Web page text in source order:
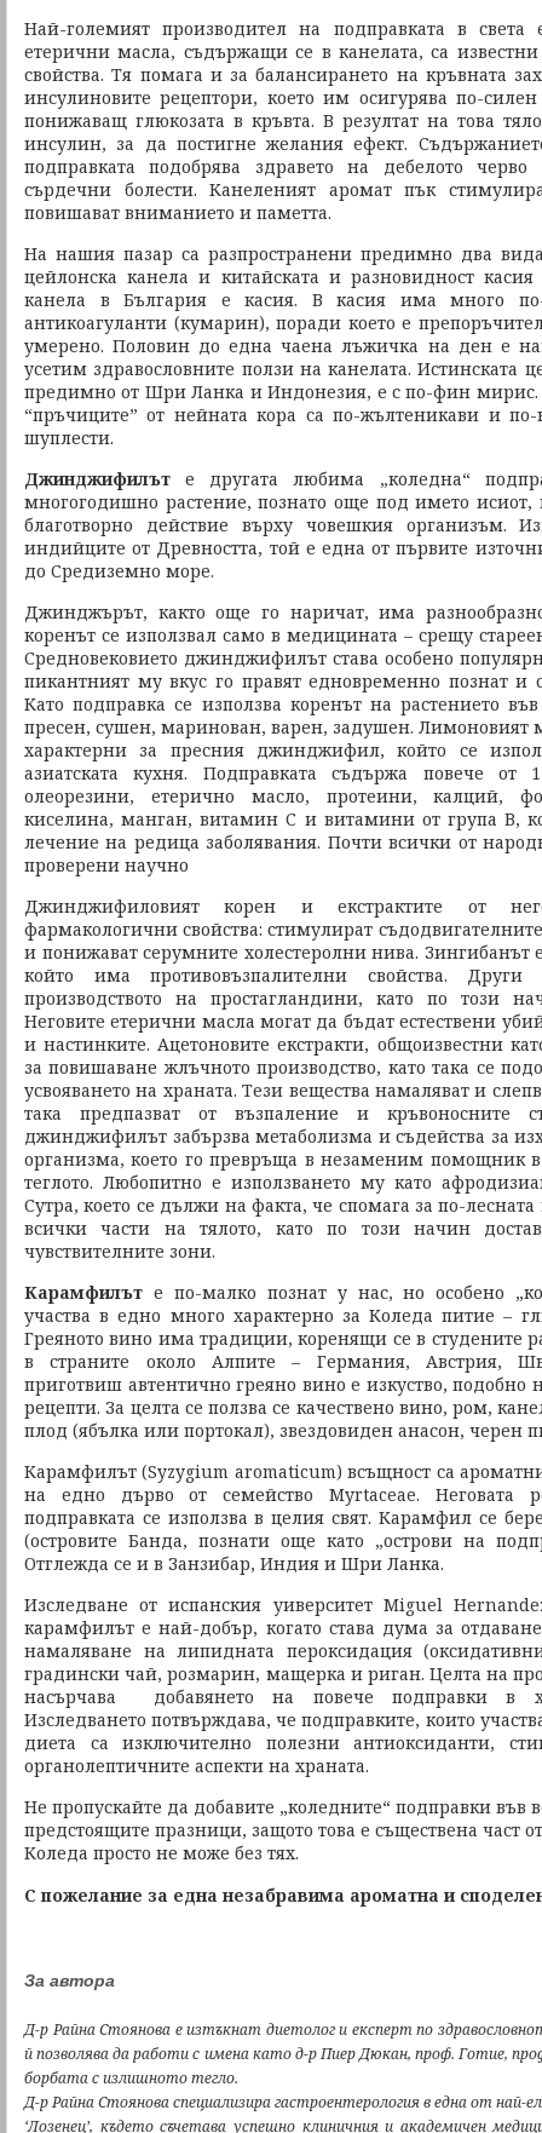
Най-големият производител на подправката в
етерични масла, съдържащи се в канелата, са
свойства. Тя помага и за балансирането на кръвната
инсулиновите рецептори, което им осигурява по-
понижаващ глюкозата в кръвта. В резултат на това
инсулин, за да постигне желания ефект.
подправката подобрява здравето на дебелото
сърдечни болести. Канеленият аромат пък
повишават вниманието и паметта.
На нашия пазар са разпространени предимно два
цейлонска канела и китайската и разновидност касия
канела в България е касия. В касия има много
антикоагуланти (кумарин), поради което е
умерено. Половин до една чаена лъжичка на ден е
усетим здравословните ползи на канелата. Истинската
предимно от Шри Ланка и Индонезия, е с по-фин мирис.
“пръчиците” от нейната кора са по-жълтеникави и
шуплести.
Джинджифилъте другата любима „коледна“
многогодишно растение, познато още под името
благотворно действие върху човешкия организъм.
индийците от Древността, той е една от първите
до Средиземно море.
Джинджърът, както още го наричат, има
коренът се използвал само в медицината – срещу
Средновековието джинджифилът става особено
пикантният му вкус го правят едновременно познат и
Като подправка се използва коренът на растението
пресен, сушен, маринован, варен, задушен. Лимоновият
характерни за пресния джинджифил, който се
азиатската кухня. Подправката съдържа повече от
олеорезини, етерично масло, протеини, калций,
киселина, манган, витамин С и витамини от група В,
лечение на редица заболявания. Почти всички от
проверени научно
Джинджифиловият корен и екстрактите от
фармакологични свойства: стимулират
и понижават серумните холестеролни нива.
който има противовъзпалителни свойства. Други
производството на простагландини, като по този
Неговите етерични масла могат да бъдат естествени
и настинките. Ацетоновите екстракти, общоизвестни
за повишаване жлъчното производство, като така се
усвояването на храната. Тези вещества намаляват и
така предпазват от възпаление и кръвоносните
джинджифилът забързва метаболизма и съдейства за
организма, което го превръща в незаменим помощник
теглото. Любопитно е използването му като
Сутра, което се дължи на факта, че спомага за по-
всички части на тялото, като по този начин
чувствителните зони.
Карамфилът е по-малко познат у нас, но особено
участва в едно много характерно за Коледа питие –
Греяното вино има традиции, коренящи се в студените
в страните около Алпите – Германия, Австрия,
приготвиш автентично греяно вино е изкуство, подобно
рецепти. За целта се ползва се качествено вино, ром,
плод (ябълка или портокал), звездовиден анасон, черен
Карамфилът (Syzygium aromaticum) всъщност са
на едно дърво от семейство Myrtaceae. Неговата
подправката се използва в целия свят. Карамфил се
(островите Банда, познати още като „острови на
Отглежда се и в Занзибар, Индия и Шри Ланка.
Изследване от испанския уиверситет Miguel
карамфилът е най-добър, когато става дума за
намаляване на липидната пероксидация
градински чай, розмарин, мащерка и риган. Целта на
насърчава добавянето на повече подправки в
Изследването потвърждава, че подправките, които
диета са изключително полезни антиоксиданти,
органолептичните аспекти на храната.
Не пропускайте да добавите „коледните“ подправки във
предстоящите празници, защото това е съществена част
Коледа просто не може без тях.
С пожелание за една незабравима ароматна и
За автора
Д-р Райна Стоянова е изтъкнат диетолог и експерт по
й позволява да работи с имена като д-р Пиер Дюкан, проф. Готие,
борбата с излишното тегло.
Д-р Райна Стоянова специализира гастроентерология в една от
‘Лозенец’, където съчетава успешно клиничния и академичен